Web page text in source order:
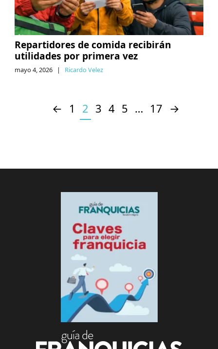
Repartidores de comida recibirán
utilidades por primera vez
mayo 4, 2026 | Ricardo Velez
← 1 2 3 4 5 … 17 →